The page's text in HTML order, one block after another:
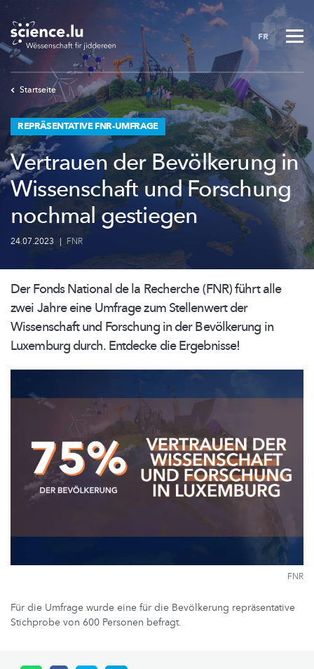
Skip
main
content
FR
Startseite
REPRÄSENTATIVE FNR-UMFRAGE
Vertrauen der Bevölkerung in
Wissenschaft und Forschung
nochmal gestiegen
24.07.2023 | FNR
Der Fonds National de la Recherche (FNR) führt alle
zwei Jahre eine Umfrage zum Stellenwert der
Wissenschaft und Forschung in der Bevölkerung in
Luxemburg durch. Entdecke die Ergebnisse!
FNR
Für die Umfrage wurde eine für die Bevölkerung repräsentative
Stichprobe von 600 Personen befragt.